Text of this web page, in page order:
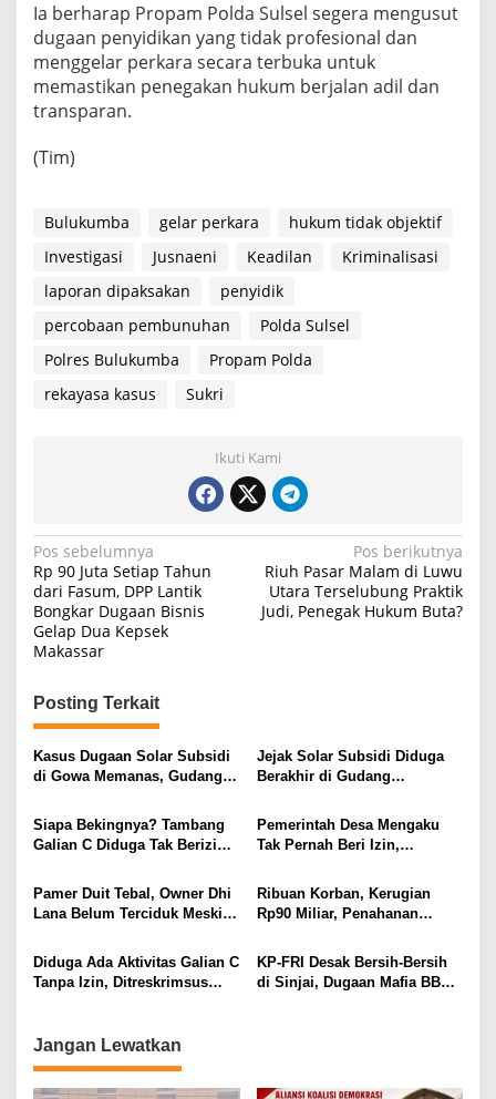
Ia berharap Propam Polda Sulsel segera mengusut
dugaan penyidikan yang tidak profesional dan
menggelar perkara secara terbuka untuk
memastikan penegakan hukum berjalan adil dan
transparan.
(Tim)
Bulukumba gelar perkara
hukum tidak objektif
Investigasi
Jusnaeni Keadilan
Kriminalisasi
laporan dipaksakan
penyidik
percobaan pembunuhan
Polda Sulsel
Polres Bulukumba
Propam Polda
rekayasa kasus
Sukri
Ikuti Kami
N
a
v
i
a
s
i
o
Pos sebelumnya
Rp 90 Juta Setiap Tahun
dari Fasum, DPP Lantik
Bongkar Dugaan Bisnis
Gelap Dua Kepsek
Makassar
Pos berikutnya
Riuh Pasar Malam di Luwu
Utara Terselubung Praktik
Judi, Penegak Hukum Buta?
Posting Terkait
Kasus Dugaan Solar Subsidi
di Gowa Memanas, Gudang
Sorotan
Jejak Solar Subsidi Diduga
Berakhir di Gudang
Pengelolanya?
Siapa Bekingnya? Tambang
Galian C Diduga Tak Berizin
Pemerintah Desa Mengaku
Tak Pernah Beri Izin,
Jadi Sorotan
Pamer Duit Tebal, Owner Dhi
Lana Belum Terciduk Meski
Ribuan Korban, Kerugian
Rp90 Miliar, Penahanan
Misteri
Diduga Ada Aktivitas Galian C
Tanpa Izin, Ditreskrimsus
KP-FRI Desak Bersih-Bersih
di Sinjai, Dugaan Mafia BBM
Jangan Lewatkan